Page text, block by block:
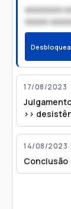
xxxxxxxx
xxxxx
17/08/2023
>>
14/08/2023
Conclusão